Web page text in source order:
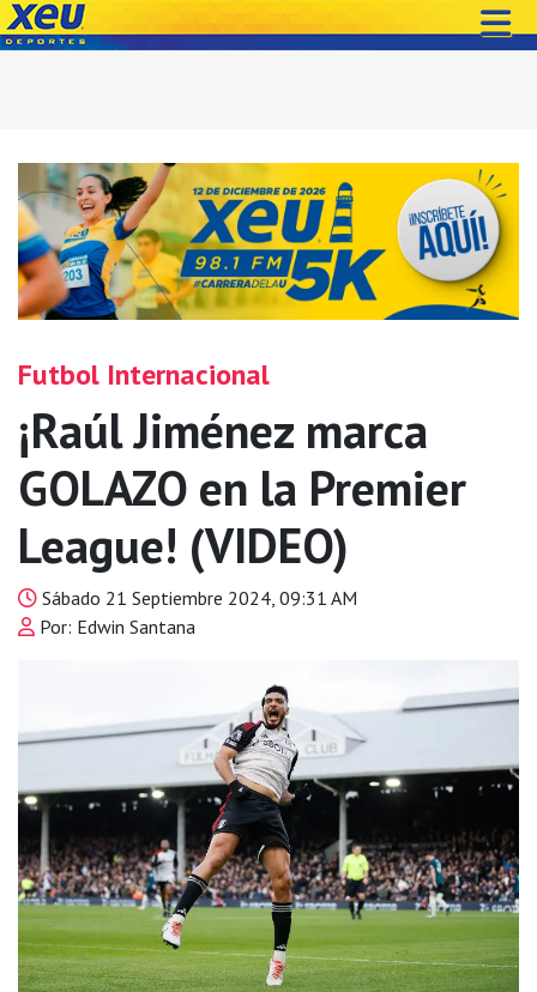
Futbol Internacional
¡Raúl Jiménez marca
GOLAZO en la Premier
League! (VIDEO)
Sábado 21 Septiembre 2024, 09:31 AM
Por: Edwin Santana